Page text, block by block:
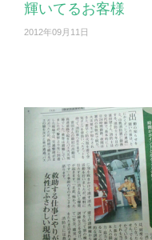
輝いてるお客様
2012年09月11日